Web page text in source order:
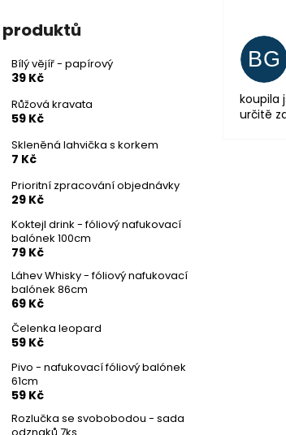
produktů
Bílý vějíř - papírový
39 Kč
Růžová kravata
59 Kč
Skleněná lahvička s korkem
7 Kč
Prioritní zpracování objednávky
29 Kč
Koktejl drink - fóliový nafukovací
balónek 100cm
79 Kč
Láhev Whisky - fóliový nafukovací
balónek 86cm
69 Kč
Čelenka leopard
59 Kč
Pivo - nafukovací fóliový balónek
61cm
59 Kč
Rozlučka se svobobodou - sada
BG
koupila
určitě